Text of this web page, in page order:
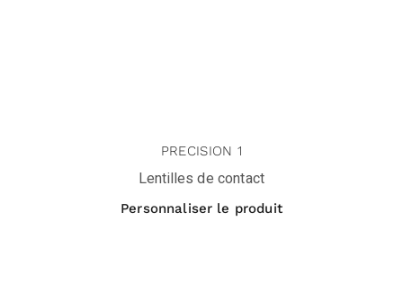
PRECISION 1
Lentilles de contact
Personnaliser le produit